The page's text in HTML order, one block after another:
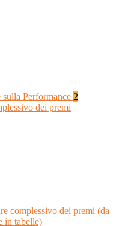
sulla Performance 2
dei premi
complessivo dei premi (da
in tabelle)